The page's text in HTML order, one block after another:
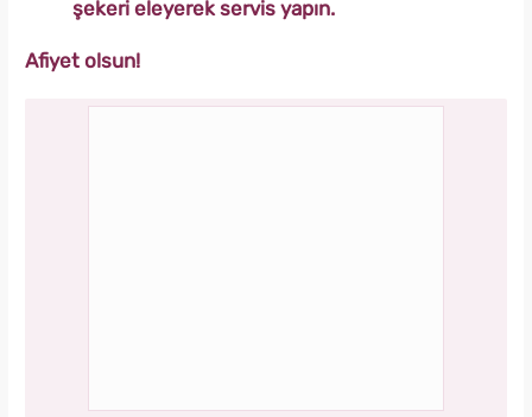
şekeri eleyerek servis yapın.
Afiyet olsun!